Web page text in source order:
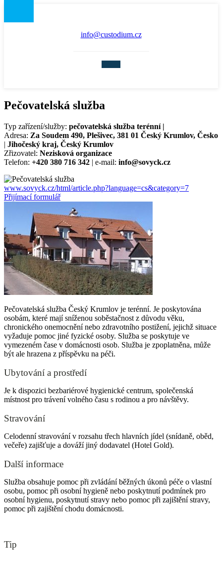
info@custodium.cz
Pečovatelská služba
Typ zařízení/služby: pečovatelská služba terénní |
Adresa: Za Soudem 490, Plešivec, 381 01 Český Krumlov, Česko
| Jihočeský kraj, Český Krumlov
Zřizovatel: Nezisková organizace
Telefon: +420 380 716 342 | e-mail: info@sovyck.cz
www.sovyck.cz/html/article.php?language=cs&category=7
Přijímací formulář
Pečovatelská služba Český Krumlov je terénní. Je poskytována
osobám, které mají sníženou soběstačnost z důvodu věku,
chronického onemocnění nebo zdravotního postižení, jejichž situace
vyžaduje pomoc jiné fyzické osoby. Služba se poskytuje ve
vymezeném čase v domácnosti osob. Služba je zpoplatněna, může
být ale hrazena z příspěvku na péči.
Ubytování a prostředí
Je k dispozici bezbariérové hygienické centrum, společenská
místnost pro trávení volného času s rodinou a pro návštěvy.
Stravování
Celodenní stravování v rozsahu třech hlavních jídel (snídaně, oběd,
večeře) zajišťuje a dováží jiný dodavatel (Hotel Gold).
Další informace
Služba obsahuje pomoc při zvládání běžných úkonů péče o vlastní
osobu, pomoc při osobní hygieně nebo poskytnutí podmínek pro
osobní hygienu, poskytnutí stravy nebo pomoc při zajištění stravy,
pomoc při zajištění chodu domácnosti.
Tip